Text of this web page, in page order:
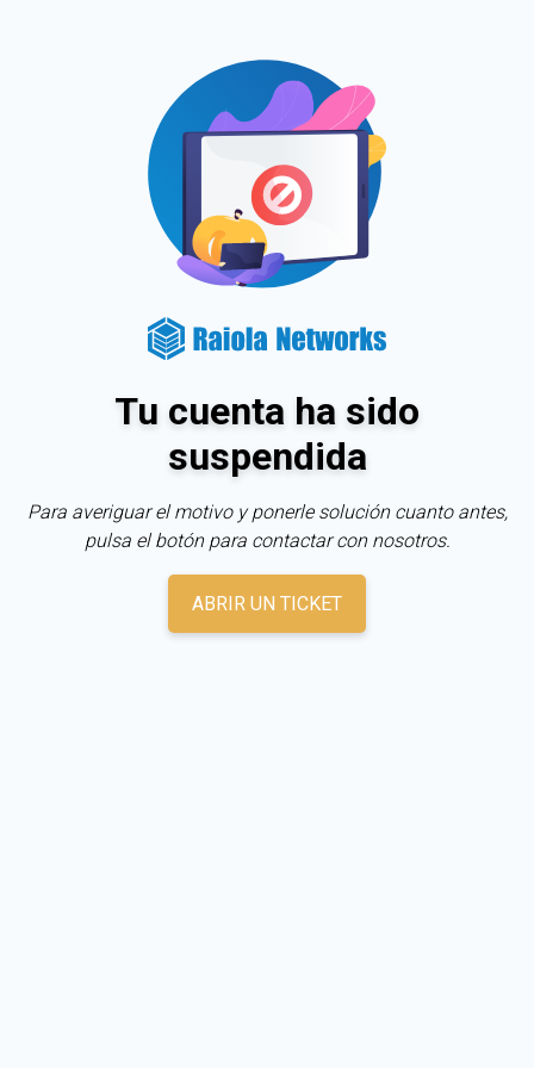
Tu cuenta ha sido
suspendida
Para averiguar el motivo y ponerle solución cuanto antes,
pulsa el botón para contactar con nosotros.
ABRIR UN TICKET